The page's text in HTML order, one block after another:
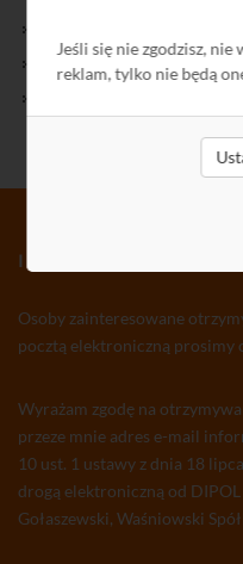
Jeśli się nie zgodzisz,
reklam, tylko nie będą
Polityka Prywatności
INFORMATOR TV-
Osoby zainteresowane
pocztą elektroniczną prosimy
Wyrażam zgodę na
przeze mnie adres e-mail
10 ust. 1 ustawy z dnia 18
drogą elektroniczną od DIPOL
Gołaszewski, Waśniowski